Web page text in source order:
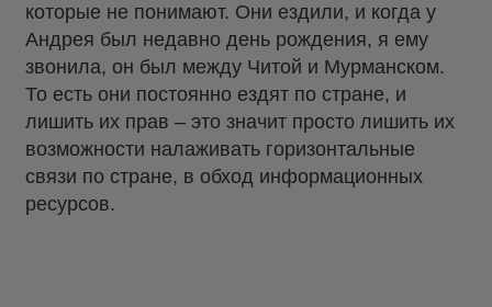
которые не понимают. Они ездили, и когда у
Андрея был недавно день рождения, я ему
звонила, он был между Читой и Мурманском.
То есть они постоянно ездят по стране, и
лишить их прав – это значит просто лишить их
возможности налаживать горизонтальные
связи по стране, в обход информационных
ресурсов.